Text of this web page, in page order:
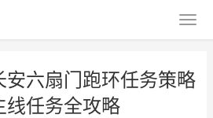
安六扇门跑环任务策略
线任务全攻略